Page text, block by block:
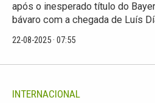
após o inesperado título do
bávaro com a chegada de Luís
22-08-2025 · 07:55
INTERNACIONAL